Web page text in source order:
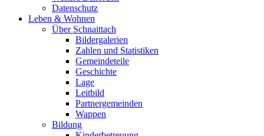
Datenschutz
Leben & Wohnen
Über Schnaittach
Bildergalerien
Zahlen und Statistiken
Gemeindeteile
Geschichte
Lage
Leitbild
Partnergemeinden
Wappen
Bildung